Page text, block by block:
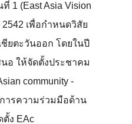
1 (East Asia Vision
2542 เพื่อกำหนดวิสัย
ยตะวันออก โดยในปี
นอ ให้จัดตั้งประชาคม
community -
ารความร่วมมือด้าน
ตั้ง EAc